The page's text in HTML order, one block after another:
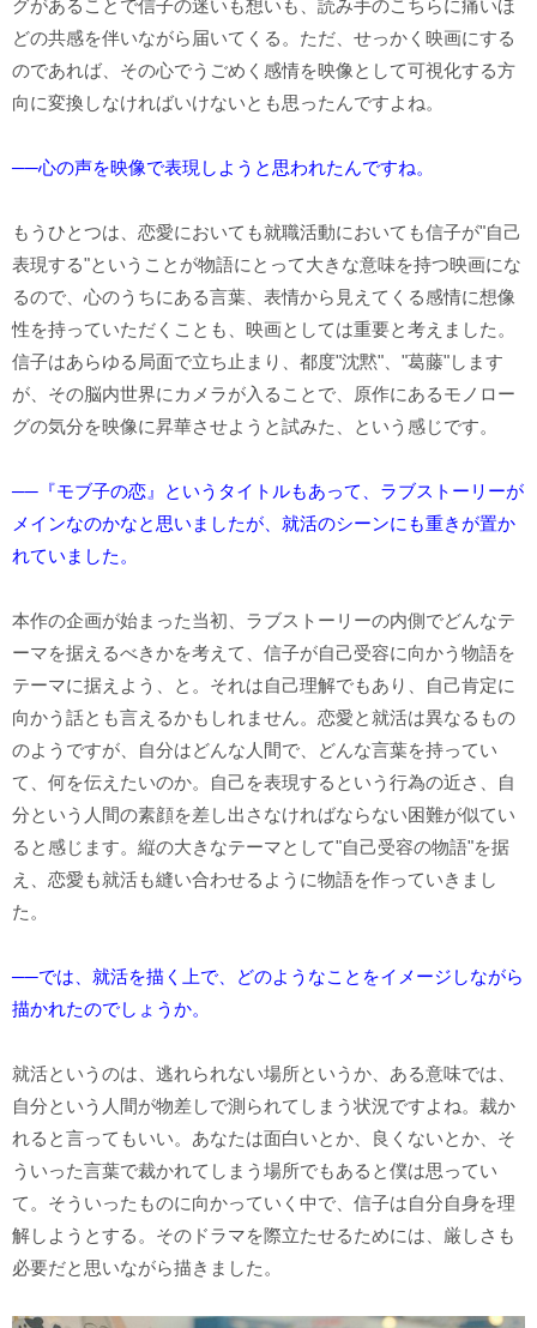
グがあることで信子の迷いも想いも、読み手のこちらに痛いほ
どの共感を伴いながら届いてくる。ただ、せっかく映画にする
のであれば、その心でうごめく感情を映像として可視化する方
向に変換しなければいけないとも思ったんですよね。
──心の声を映像で表現しようと思われたんですね。
もうひとつは、恋愛においても就職活動においても信子が"自己
表現する"ということが物語にとって大きな意味を持つ映画にな
るので、心のうちにある言葉、表情から見えてくる感情に想像
性を持っていただくことも、映画としては重要と考えました。
信子はあらゆる局面で立ち止まり、都度"沈黙"、"葛藤"します
が、その脳内世界にカメラが入ることで、原作にあるモノロー
グの気分を映像に昇華させようと試みた、という感じです。
──『モブ子の恋』というタイトルもあって、ラブストーリーが
メインなのかなと思いましたが、就活のシーンにも重きが置か
れていました。
本作の企画が始まった当初、ラブストーリーの内側でどんなテ
ーマを据えるべきかを考えて、信子が自己受容に向かう物語を
テーマに据えよう、と。それは自己理解でもあり、自己肯定に
向かう話とも言えるかもしれません。恋愛と就活は異なるもの
のようですが、自分はどんな人間で、どんな言葉を持ってい
て、何を伝えたいのか。自己を表現するという行為の近さ、自
分という人間の素顔を差し出さなければならない困難が似てい
ると感じます。縦の大きなテーマとして"自己受容の物語"を据
え、恋愛も就活も縫い合わせるように物語を作っていきまし
た。
──では、就活を描く上で、どのようなことをイメージしながら
描かれたのでしょうか。
就活というのは、逃れられない場所というか、ある意味では、
自分という人間が物差しで測られてしまう状況ですよね。裁か
れると言ってもいい。あなたは面白いとか、良くないとか、そ
ういった言葉で裁かれてしまう場所でもあると僕は思ってい
て。そういったものに向かっていく中で、信子は自分自身を理
解しようとする。そのドラマを際立たせるためには、厳しさも
必要だと思いながら描きました。